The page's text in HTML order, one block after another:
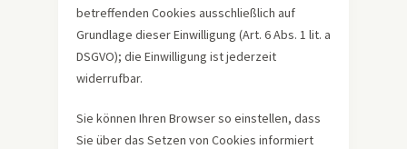
betreffenden Cookies ausschließlich auf
Grundlage dieser Einwilligung (Art. 6 Abs. 1 lit. a
DSGVO); die Einwilligung ist jederzeit
widerrufbar.
Sie können Ihren Browser so einstellen, dass
Sie über das Setzen von Cookies informiert